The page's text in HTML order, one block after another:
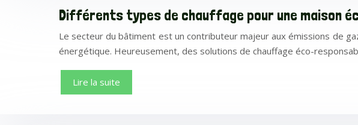
Différents types de chauffage pour une maison
Le secteur du bâtiment est un contributeur majeur aux émissions de
énergétique. Heureusement, des solutions de chauffage éco-
Lire la suite